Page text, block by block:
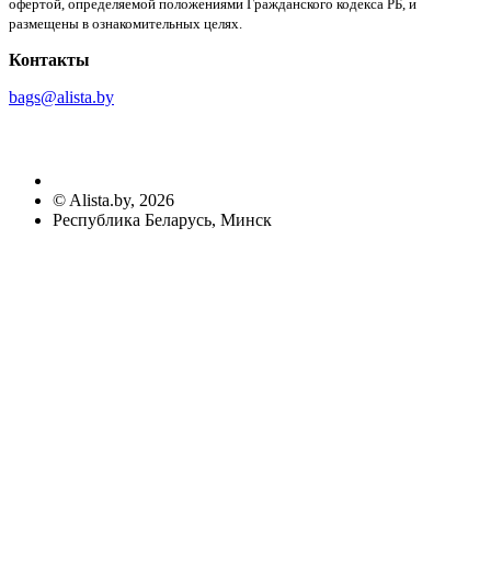
офертой, определяемой положениями Гражданского кодекса РБ, и
размещены в ознакомительных целях.
Контакты
bags@alista.by
© Alista.by, 2026
Республика Беларусь, Минск